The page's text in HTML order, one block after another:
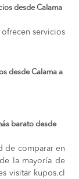
desde Calama
servicios
desde Calama a
barato desde
de comparar en
la mayoría de
visitar kupos.cl